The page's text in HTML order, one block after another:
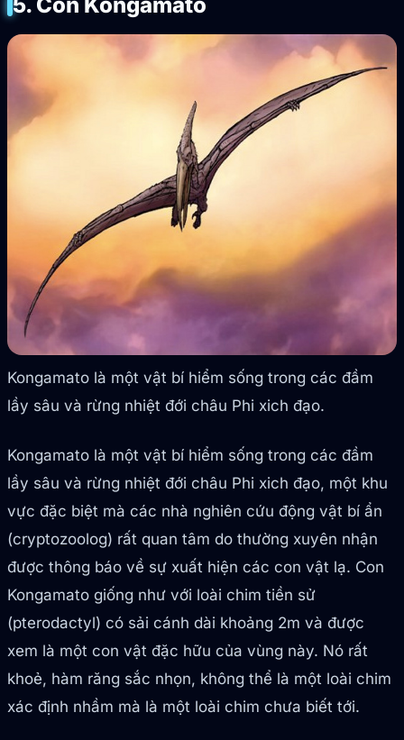
5. Con Kongamato
Kongamato là một vật bí hiểm sống trong các đầm
lầy sâu và rừng nhiệt đới châu Phi xich đạo.
Kongamato là một vật bí hiểm sống trong các đầm
lầy sâu và rừng nhiệt đới châu Phi xich đạo, một khu
vực đặc biệt mà các nhà nghiên cứu động vật bí ẩn
(cryptozoolog) rất quan tâm do thường xuyên nhận
được thông báo về sự xuất hiện các con vật lạ. Con
Kongamato giống như với loài chim tiền sử
(pterodactyl) có sải cánh dài khoảng 2m và được
xem là một con vật đặc hữu của vùng này. Nó rất
khoẻ, hàm răng sắc nhọn, không thể là một loài chim
xác định nhầm mà là một loài chim chưa biết tới.